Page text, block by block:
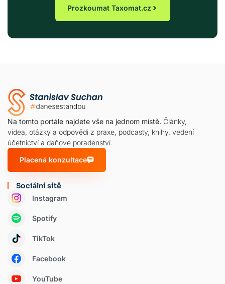
Prozkoumat Taxomat.cz
Na tomto portále najdete vše na jednom místě. Články,
videa, otázky a odpovědi z praxe, podcasty, knihy, vedení
účetnictví a daňové poradenství.
Placená konzultace
Sociální sítě
Instagram
Spotify
TikTok
Facebook
YouTube